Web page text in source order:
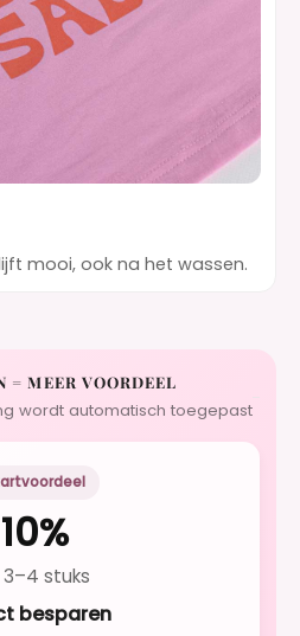
mooi, ook na het wassen.
= MEER VOORDEEL
wordt automatisch toegepast
10%
3–4 stuks
besparen